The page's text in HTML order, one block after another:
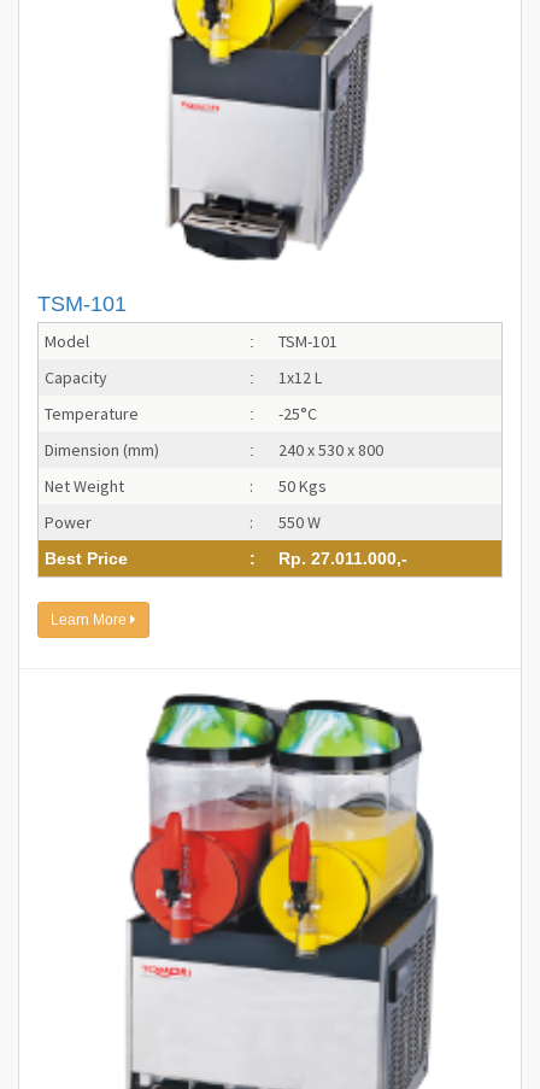
TSM-101
Model :
TSM-101
Capacity
:
1x12 L
Temperature
:
-25°C
Dimension (mm)
:
240 x 530 x 800
Net Weight
:
50 Kgs
Power
: 550 W
Best Price : Rp. 27.011.000,-
Learn More